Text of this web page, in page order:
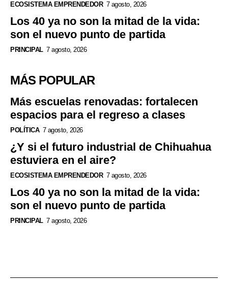
ECOSISTEMA EMPRENDEDOR 7 agosto, 2026
Los 40 ya no son la mitad de la vida:
son el nuevo punto de partida
PRINCIPAL 7 agosto, 2026
MÁS POPULAR
Más escuelas renovadas: fortalecen
espacios para el regreso a clases
POLÍTICA 7 agosto, 2026
¿Y si el futuro industrial de Chihuahua
estuviera en el aire?
ECOSISTEMA EMPRENDEDOR 7 agosto, 2026
Los 40 ya no son la mitad de la vida:
son el nuevo punto de partida
PRINCIPAL 7 agosto, 2026